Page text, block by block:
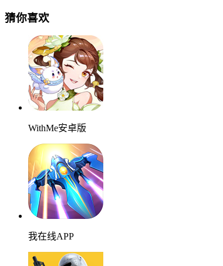
猜你喜欢
WithMe安卓版
我在线APP